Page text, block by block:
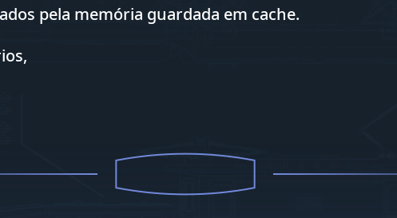
pela memória guardada em cache.